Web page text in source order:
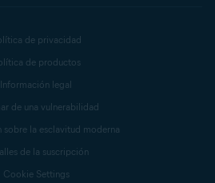
de privacidad
de productos
Información legal
de una vulnerabilidad
sobre la esclavitud moderna
de la suscripción
Cookie Settings